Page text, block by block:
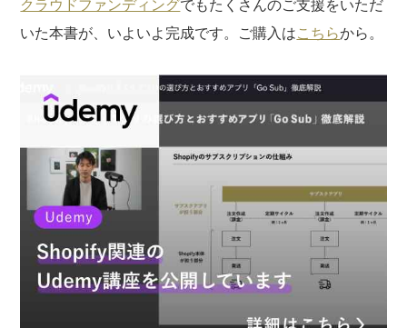
クラウドファンディングでもたくさんのご支援をいただ
いた本書が、いよいよ完成です。ご購入はこちらから。